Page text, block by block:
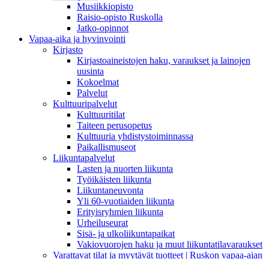
Musiikkiopisto
Raisio-opisto Ruskolla
Jatko-opinnot
Vapaa-aika ja hyvinvointi
Kirjasto
Kirjastoaineistojen haku, varaukset ja lainojen
uusinta
Kokoelmat
Palvelut
Kulttuuripalvelut
Kulttuuritilat
Taiteen perusopetus
Kulttuuria yhdistystoiminnassa
Paikallismuseot
Liikuntapalvelut
Lasten ja nuorten liikunta
Työikäisten liikunta
Liikuntaneuvonta
Yli 60-vuotiaiden liikunta
Erityisryhmien liikunta
Urheiluseurat
Sisä- ja ulkoliikuntapaikat
Vakiovuorojen haku ja muut liikuntatilavaraukset
Varattavat tilat ja myytävät tuotteet | Ruskon vapaa-ajan